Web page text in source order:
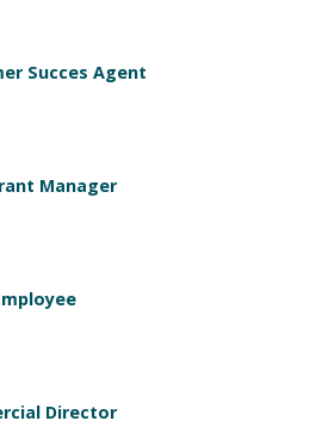
Succes Agent
Manager
Director